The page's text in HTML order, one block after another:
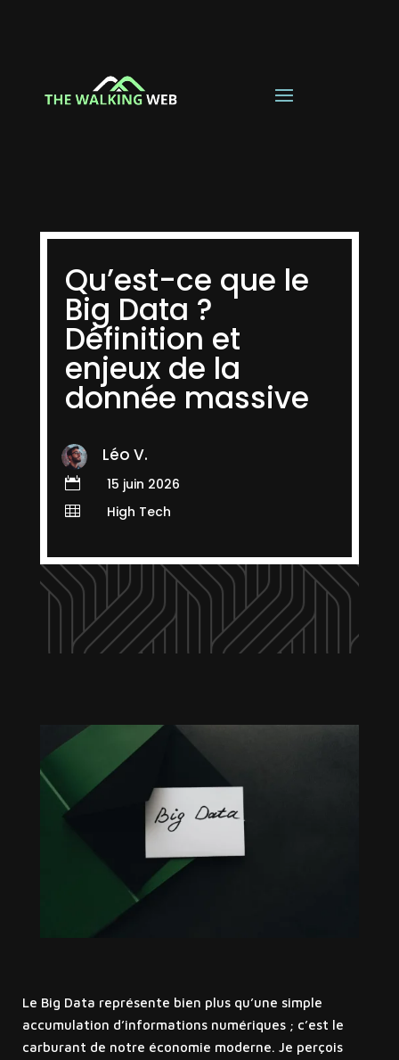
Qu’est-ce que le
Big Data ?
Définition et
enjeux de la
donnée massive
Léo V.
 15 juin 2026
 High Tech
Le Big Data représente bien plus qu’une simple
accumulation d’informations numériques ; c’est le
carburant de notre économie moderne. Je perçois